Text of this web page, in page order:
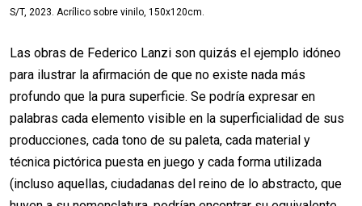
S/T, 2023. Acrílico sobre vinilo, 150x120cm.
Las obras de Federico Lanzi son quizás el ejemplo idóneo
para ilustrar la afirmación de que no existe nada más
profundo que la pura superficie. Se podría expresar en
palabras cada elemento visible en la superficialidad de sus
producciones, cada tono de su paleta, cada material y
técnica pictórica puesta en juego y cada forma utilizada
(incluso aquellas, ciudadanas del reino de lo abstracto, que